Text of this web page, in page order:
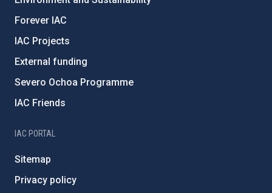
Forever IAC
IAC Projects
External funding
Severo Ochoa Programme
IAC Friends
IAC PORTAL
Sitemap
Privacy policy